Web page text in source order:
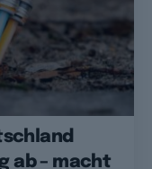
ab – macht